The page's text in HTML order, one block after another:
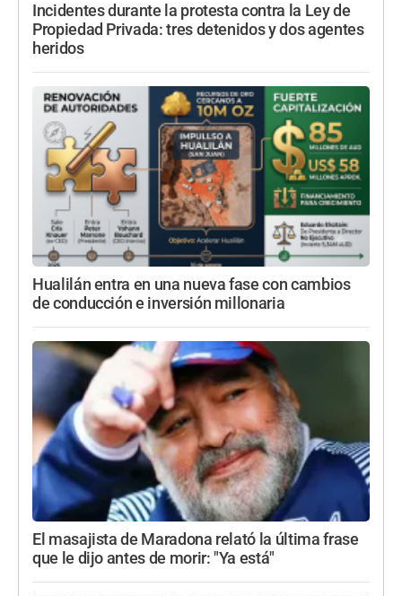
Incidentes durante la protesta contra la Ley de
Propiedad Privada: tres detenidos y dos agentes
heridos
Hualilán entra en una nueva fase con cambios
de conducción e inversión millonaria
El masajista de Maradona relató la última frase
que le dijo antes de morir: "Ya está"